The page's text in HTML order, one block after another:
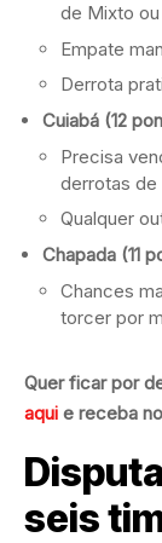
de Mixto
Empate
Derrota
Cuiabá (12
Precisa
derrotas de
Qualquer
Chapada (11
Chances
torcer por
Quer ficar por
aqui e receba
seis